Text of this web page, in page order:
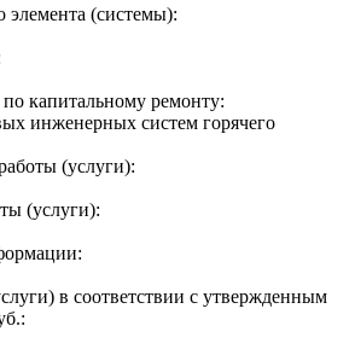
элемента (системы):
капитальному ремонту:
инженерных систем горячего
(услуги):
(услуги):
в соответствии с утвержденным